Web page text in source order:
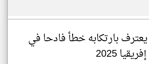
بارتكابه خطأ فادحا في
2025